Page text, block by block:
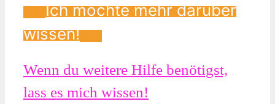
Ich möchte mehr darüber
wissen!
Wenn du weitere Hilfe benötigst,
lass es mich wissen!